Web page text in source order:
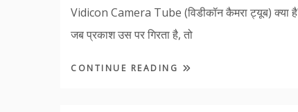
Vidicon Camera Tube (विडीकॉन कैमरा ट्यूब) क्या
जब प्रकाश उस पर गिरता है, तो
CONTINUE READING